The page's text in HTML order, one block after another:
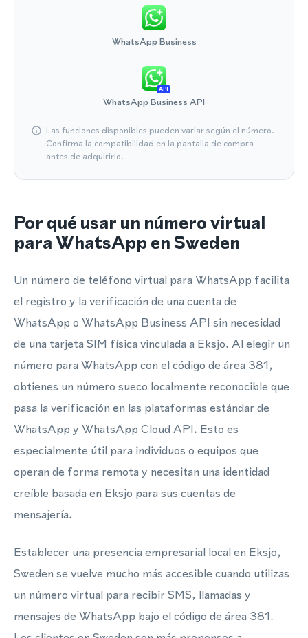
WhatsApp Business
API
WhatsApp Business API
Las funciones disponibles pueden variar según el número.
Confirma la compatibilidad en la pantalla de compra
antes de adquirirlo.
Por qué usar un número virtual
para WhatsApp en Sweden
Un número de teléfono virtual para WhatsApp facilita
el registro y la verificación de una cuenta de
WhatsApp o WhatsApp Business API sin necesidad
de una tarjeta SIM física vinculada a Eksjo. Al elegir un
número para WhatsApp con el código de área 381,
obtienes un número sueco localmente reconocible que
pasa la verificación en las plataformas estándar de
WhatsApp y WhatsApp Cloud API. Esto es
especialmente útil para individuos o equipos que
operan de forma remota y necesitan una identidad
creíble basada en Eksjo para sus cuentas de
mensajería.
Establecer una presencia empresarial local en Eksjo,
Sweden se vuelve mucho más accesible cuando utilizas
un número virtual para recibir SMS, llamadas y
mensajes de WhatsApp bajo el código de área 381.